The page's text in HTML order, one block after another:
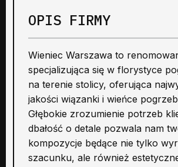
OPIS FIRMY
Wieniec Warszawa to
specjalizująca się w florystyce
na terenie stolicy, oferująca
jakości wiązanki i wieńce
Głębokie zrozumienie potrzeb
dbałość o detale pozwala nam
kompozycje będące nie tylko
szacunku, ale również